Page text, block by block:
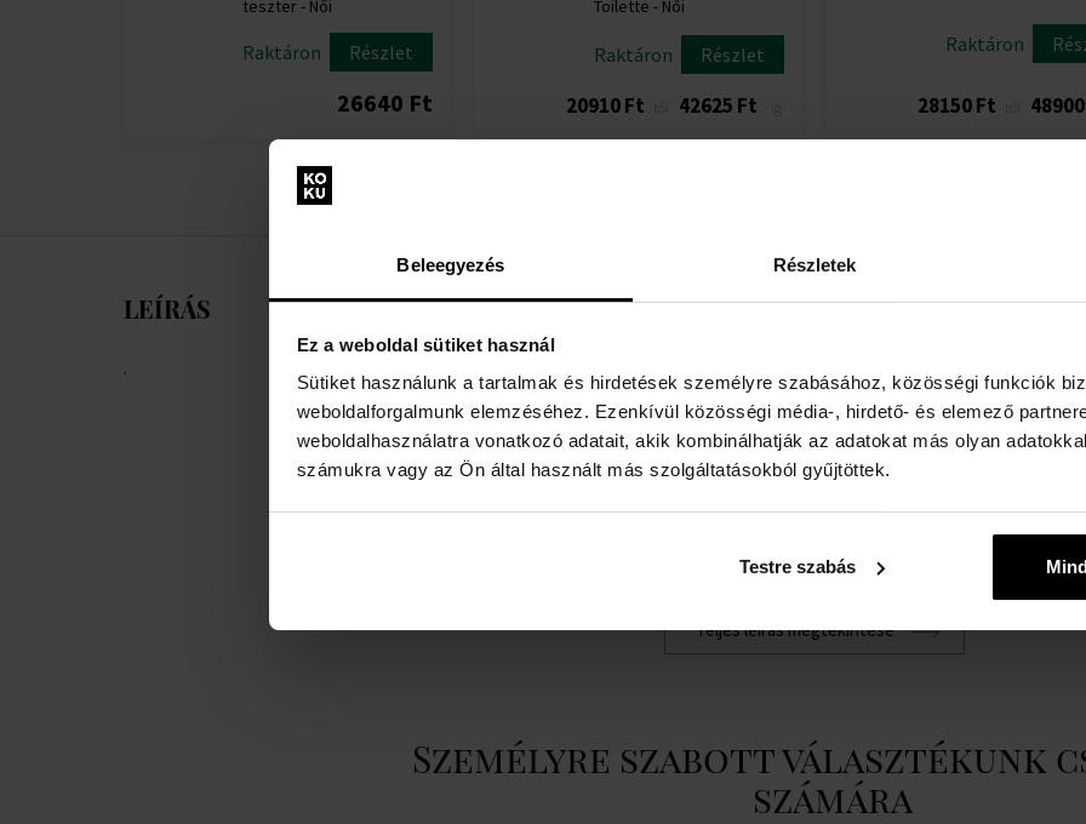
Beleegyezés Részletek
Ez a weboldal sütiket használ
Sütiket használunk a tartalmak és hirdetések személyre szabásához, közösségi funkciók
weboldalforgalmunk elemzéséhez. Ezenkívül közösségi média-, hirdető- és elemező
weboldalhasználatra vonatkozó adatait, akik kombinálhatják az adatokat más olyan
számukra vagy az Ön által használt más szolgáltatásokból gyűjtöttek.
Testre szabás
teszter - Női
Raktáron Részlet
26640 Ft
Toilette - Női
Raktáron Részlet
20910 Ft 42625 Ft
Raktáron
28150 Ft
LEÍRÁS
.
RÉSZLETEK
Márka: Dior
Illatkomponens - fej: Damaszkusz felkelt Grasse
felől, narancs
Illatkomponens - alap: mandula, vanília
Teljes leírás megtekintése
Személyre szabott választékunk
számára